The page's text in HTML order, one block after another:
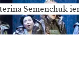
Semenchuk